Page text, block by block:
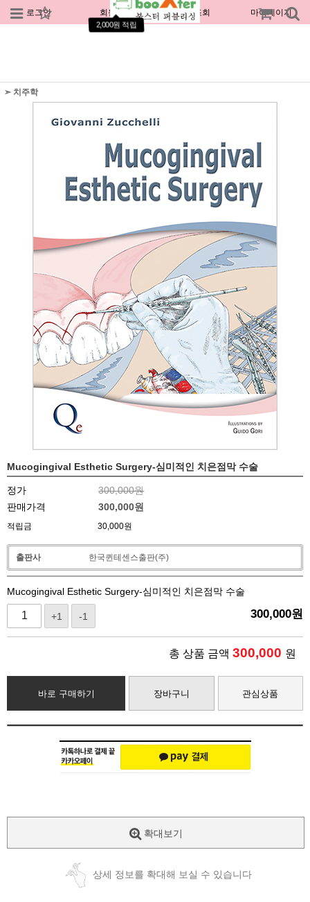
로그인 회원가입
2,000원 적립
주문조회 마이페이지
➣ 치주학
Mucogingival Esthetic Surgery-심미적인 치은점막 수술
정가
300,000원
판매가격
300,000원
적립금 30,000원
출판사 한국퀸테센스출판(주)
Mucogingival Esthetic Surgery-심미적인 치은점막 수술
+1 -1 300,000원
총 상품 금액 300,000 원
바로 구매하기 장바구니 관심상품
확대보기
상세 정보를 확대해 보실 수 있습니다